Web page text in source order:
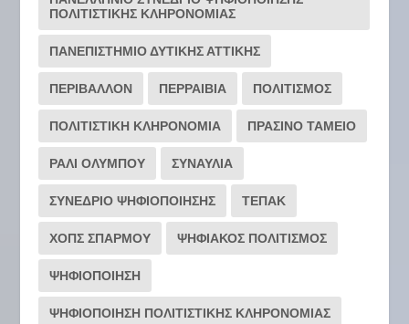
ΠΟΛΙΤΙΣΤΙΚΗΣ ΚΛΗΡΟΝΟΜΙΑΣ
ΠΑΝΕΠΙΣΤΗΜΙΟ ΔΥΤΙΚΗΣ ΑΤΤΙΚΗΣ
ΠΕΡΙΒΑΛΛΟΝ ΠΕΡΡΑΙΒΙΑ ΠΟΛΙΤΙΣΜΟΣ
ΠΟΛΙΤΙΣΤΙΚΗ ΚΛΗΡΟΝΟΜΙΑ ΠΡΑΣΙΝΟ ΤΑΜΕΙΟ
ΡΆΛΙ ΟΛΎΜΠΟΥ ΣΥΝΑΥΛΙΑ
ΣΥΝΕΔΡΙΟ ΨΗΦΙΟΠΟΙΗΣΗΣ ΤΕΠΑΚ
ΧΟΠΣ ΣΠΑΡΜΟΥ ΨΗΦΙΑΚΟΣ ΠΟΛΙΤΙΣΜΟΣ
ΨΗΦΙΟΠΟΙΗΣΗ
ΨΗΦΙΟΠΟΙΗΣΗ ΠΟΛΙΤΙΣΤΙΚΗΣ ΚΛΗΡΟΝΟΜΙΑΣ